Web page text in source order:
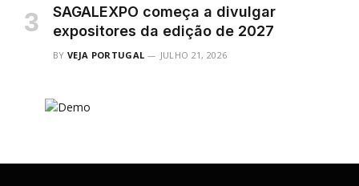
SAGALEXPO começa a divulgar
expositores da edição de 2027
BY VEJA PORTUGAL JULHO 21, 2026